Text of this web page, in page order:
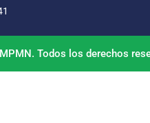
Todos los derechos